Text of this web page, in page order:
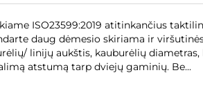
ISO23599:2019 atitinkančius
daug dėmesio skiriama ir
linijų aukštis, kauburėlių
atstumą tarp dviejų gaminių. Be...